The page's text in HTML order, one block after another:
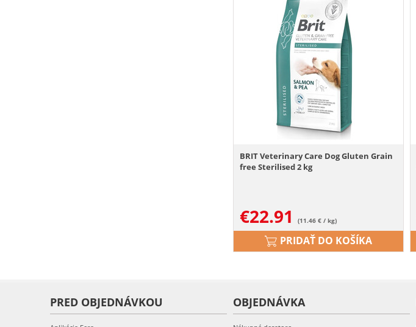
BRIT Veterinary Care Dog Gluten Grain
free Sterilised 2 kg
€22.91 (11.46 € / kg)
PRIDAŤ DO KOŠÍKA
PRED OBJEDNÁVKOU OBJEDNÁVKA